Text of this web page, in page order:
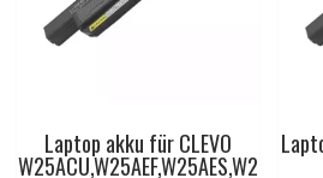
Laptop akku für CLEVO
W25ACU,W25AEF,W25AES,W2